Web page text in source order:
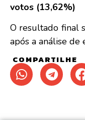
votos (13,62%)
O resultado final
após a análise de
COMPARTILHE